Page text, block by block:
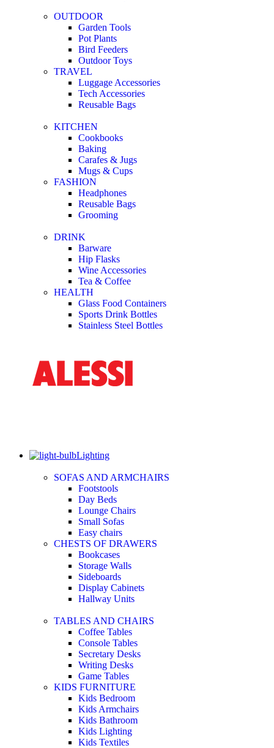
OUTDOOR
Garden Tools
Pot Plants
Bird Feeders
Outdoor Toys
TRAVEL
Luggage Accessories
Tech Accessories
Reusable Bags
KITCHEN
Cookbooks
Baking
Carafes & Jugs
Mugs & Cups
FASHION
Headphones
Reusable Bags
Grooming
DRINK
Barware
Hip Flasks
Wine Accessories
Tea & Coffee
HEALTH
Glass Food Containers
Sports Drink Bottles
Stainless Steel Bottles
Lighting
SOFAS AND ARMCHAIRS
Footstools
Day Beds
Lounge Chairs
Small Sofas
Easy chairs
CHESTS OF DRAWERS
Bookcases
Storage Walls
Sideboards
Display Cabinets
Hallway Units
TABLES AND CHAIRS
Coffee Tables
Console Tables
Secretary Desks
Writing Desks
Game Tables
KIDS FURNITURE
Kids Bedroom
Kids Armchairs
Kids Bathroom
Kids Lighting
Kids Textiles